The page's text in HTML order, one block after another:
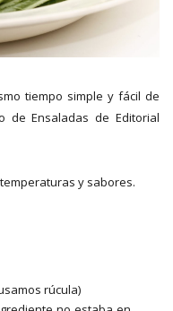
tiempo simple y fácil de
de Ensaladas de Editorial
y sabores.
rúcula)